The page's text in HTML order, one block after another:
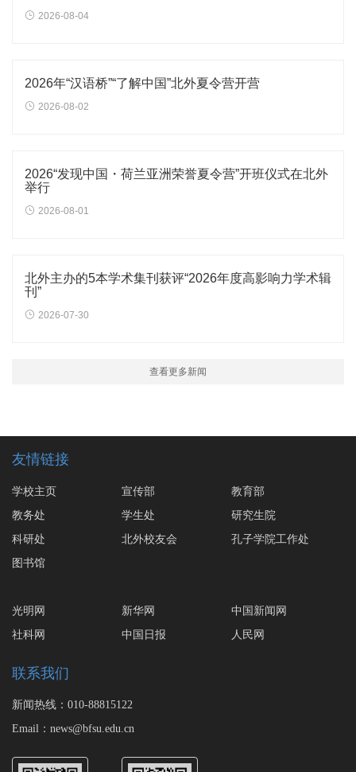
2026-08-04
2026年“汉语桥”“了解中国”北外夏令营开营
2026-08-02
2026“发现中国・荷兰亚洲荣誉夏令营”开班仪式在北外
举行
2026-08-01
北外主办的5本学术集刊获评“2026年度高影响力学术辑
刊”
2026-07-30
查看更多新闻
友情链接
学校主页 宣传部
教育部
教务处
学生处
研究生院
科研处
北外校友会
孔子学院工作处
图书馆
光明网 新华网
中国新闻网
社科网
中国日报 人民网
联系我们
新闻热线：010-88815122
Email：news@bfsu.edu.cn